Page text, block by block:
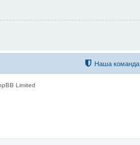
Наша команда
Limited